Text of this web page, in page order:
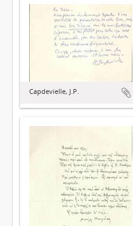
Capdevielle, J.P.